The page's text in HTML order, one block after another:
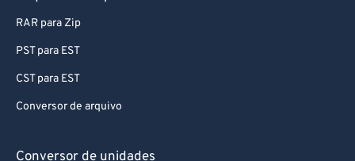
RAR para Zip
PST para EST
CST para EST
Conversor de arquivo
Conversor de unidades